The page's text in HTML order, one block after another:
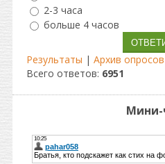
2-3 часа
больше 4 часов
Результаты | Архив опросов
Всего ответов: 6951
Мини-